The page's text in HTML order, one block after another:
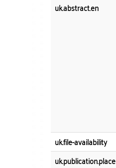
uk.abstract.en
uk.file-availability
uk.publication.place